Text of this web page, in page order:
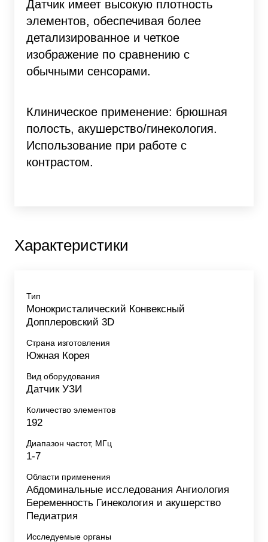
Датчик имеет высокую плотность
элементов, обеспечивая более
детализированное и четкое
изображение по сравнению с
обычными сенсорами.
Клиническое применение: брюшная
полость, акушерство/гинекология.
Использование при работе с
контрастом.
Характеристики
Тип
Монокристалический Конвексный
Допплеровский 3D
Страна изготовления
Южная Корея
Вид оборудования
Датчик УЗИ
Количество элементов
192
Диапазон частот, МГц
1-7
Области применения
Абдоминальные исследования Ангиология
Беременность Гинекология и акушерство
Педиатрия
Исследуемые органы